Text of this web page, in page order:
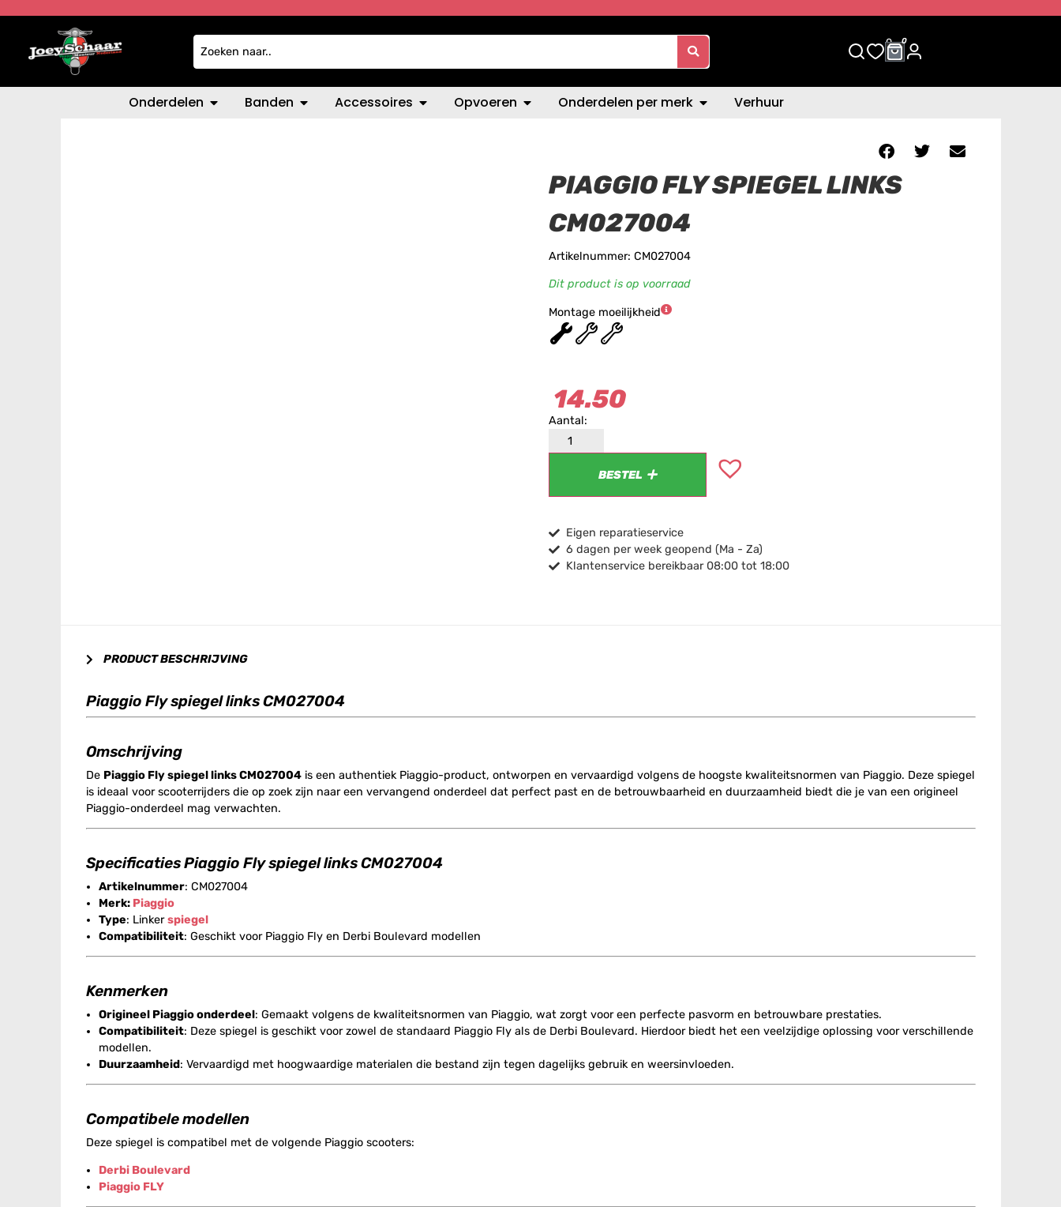
0 0
Onderdelen Banden Accessoires Opvoeren Onderdelen per merk Verhuur
PIAGGIO FLY SPIEGEL LINKS
CM027004
Artikelnummer: CM027004
Dit product is op voorraad
Montage moeilijkheid
★★★
14.50
BESTEL
Eigen reparatieservice
6 dagen per week geopend (Ma - Za)
Klantenservice bereikbaar 08:00 tot 18:00
PRODUCT BESCHRIJVING
Piaggio Fly spiegel links CM027004
Omschrijving
De Piaggio Fly spiegel links CM027004is een authentiek Piaggio-product, ontworpen en vervaardigd volgens de hoogste kwaliteitsnormen van Piaggio. Deze spiegel
is ideaal voor scooterrijders die op zoek zijn naar een vervangend onderdeel dat perfect past en de betrouwbaarheid en duurzaamheid biedt die je van een origineel
Piaggio-onderdeel mag verwachten.
Specificaties Piaggio Fly spiegel links CM027004
Artikelnummer: CM027004
Merk: Piaggio
Type: Linkerspiegel
Compatibiliteit: Geschikt voor Piaggio Fly en Derbi Boulevard modellen
Kenmerken
Origineel Piaggio onderdeel: Gemaakt volgens de kwaliteitsnormen van Piaggio, wat zorgt voor een perfecte pasvorm en betrouwbare prestaties.
Compatibiliteit: Deze spiegel is geschikt voor zowel de standaard Piaggio Fly als de Derbi Boulevard. Hierdoor biedt het een veelzijdige oplossing voor verschillende
modellen.
Duurzaamheid: Vervaardigd met hoogwaardige materialen die bestand zijn tegen dagelijks gebruik en weersinvloeden.
Compatibele modellen
Deze spiegel is compatibel met de volgende Piaggio scooters:
Derbi Boulevard
Piaggio FLY